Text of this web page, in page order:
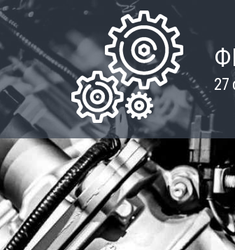
Skip
content
27